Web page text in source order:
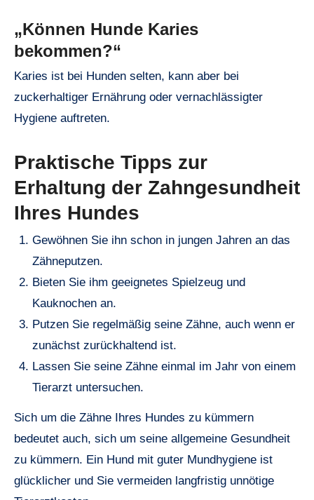
„Können Hunde Karies
bekommen?“
Karies ist bei Hunden selten, kann aber bei
zuckerhaltiger Ernährung oder vernachlässigter
Hygiene auftreten.
Praktische Tipps zur
Erhaltung der Zahngesundheit
Ihres Hundes
Gewöhnen Sie ihn schon in jungen Jahren an das
Zähneputzen.
Bieten Sie ihm geeignetes Spielzeug und
Kauknochen an.
Putzen Sie regelmäßig seine Zähne, auch wenn er
zunächst zurückhaltend ist.
Lassen Sie seine Zähne einmal im Jahr von einem
Tierarzt untersuchen.
Sich um die Zähne Ihres Hundes zu kümmern
bedeutet auch, sich um seine allgemeine Gesundheit
zu kümmern. Ein Hund mit guter Mundhygiene ist
glücklicher und Sie vermeiden langfristig unnötige